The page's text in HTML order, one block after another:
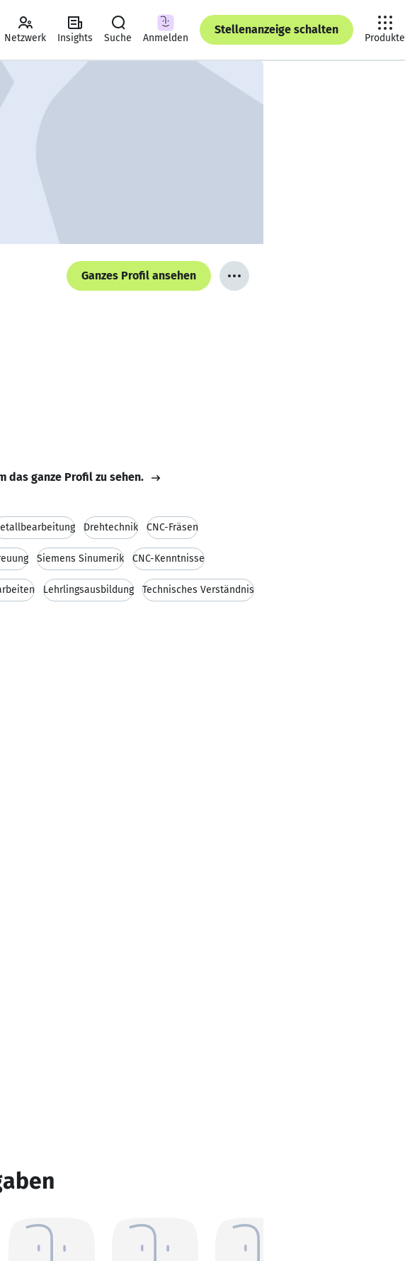
Netzwerk Insights Suche Anmelden
Stellenanzeige schalten
Produkte
Ganzes Profil ansehen
das ganze Profil zu sehen.
Drehtechnik CNC-Fräsen
Siemens Sinumerik CNC-Kenntnisse
Lehrlingsausbildung Technisches Verständnis